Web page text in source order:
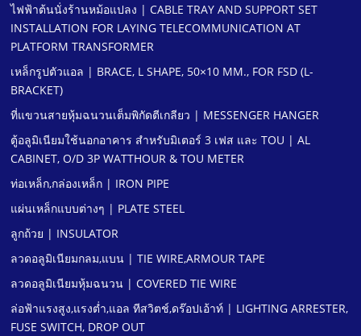
ไฟฟ้าต้นนั่งร้านหม้อแปลง | CABLE TRAY AND SUPPORT SET
INSTALLATION FOR LAYING TELECOMMUNICATION AT
PLATFORM TRANSFORMER
เหล็กรูปตัวแอล | BRACE, L SHAPE, 50×10 MM., FOR FSD (L-
BRACKET)
ที่แขวนสายหุ้มฉนวนเต็มพิกัดตีเกลียว | MESSENGER HANGER
ตู้อลูมิเนียมใช้นอกอาคาร สําหรับมิเตอร์ 3 เฟส และ TOU | AL
CABINET, O/D 3P WATTHOUR & TOU METER
ท่อเหล็ก,กล่องเหล็ก | IRON PIPE
แผ่นเหล็กแบบต่างๆ | PLATE STEEL
ลูกถ้วย | INSULATOR
ลวดอลูมิเนียมกลม,แบน | TIE WIRE,ARMOUR TAPE
ลวดอลูมิเนียมหุ้มฉนวน | COVERED TIE WIRE
ล่อฟ้าแรงสูง,แรงตํ่า,แอล ทีสวิตช์,ดร๊อปเอ้าท์ | LIGHTING ARRESTER,
FUSE SWITCH, DROP OUT